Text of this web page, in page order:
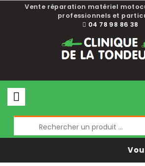
Vente réparation matériel
professionnels et
04 78 98 86 38